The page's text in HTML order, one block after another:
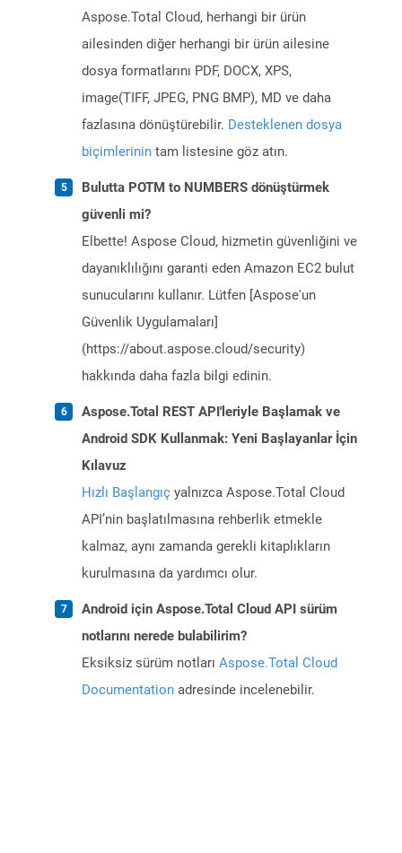
Aspose.Total Cloud, herhangi bir ürün
ailesinden diğer herhangi bir ürün ailesine
dosya formatlarını PDF, DOCX, XPS,
image(TIFF, JPEG, PNG BMP), MD ve daha
fazlasına dönüştürebilir. Desteklenen dosya
biçimlerinin tam listesine göz atın.
Bulutta POTM to NUMBERS dönüştürmek
güvenli mi?
Elbette! Aspose Cloud, hizmetin güvenliğini ve
dayanıklılığını garanti eden Amazon EC2 bulut
sunucularını kullanır. Lütfen [Aspose'un
Güvenlik Uygulamaları]
(https://about.aspose.cloud/security)
hakkında daha fazla bilgi edinin.
Aspose.Total REST API'leriyle Başlamak ve
Android SDK Kullanmak: Yeni Başlayanlar İçin
Kılavuz
Hızlı Başlangıç yalnızca Aspose.Total Cloud
API’nin başlatılmasına rehberlik etmekle
kalmaz, aynı zamanda gerekli kitaplıkların
kurulmasına da yardımcı olur.
Android için Aspose.Total Cloud API sürüm
notlarını nerede bulabilirim?
Eksiksiz sürüm notları Aspose.Total Cloud
Documentation adresinde incelenebilir.